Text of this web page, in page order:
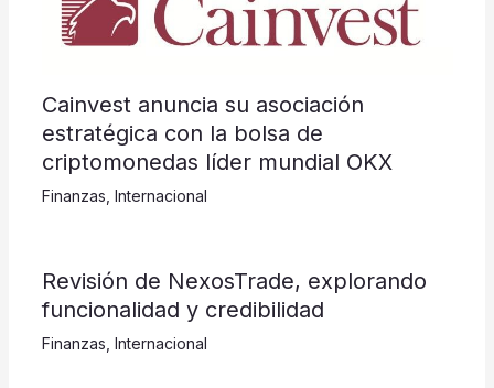
Cainvest anuncia su asociación
estratégica con la bolsa de
criptomonedas líder mundial OKX
Finanzas Internacional
Revisión de NexosTrade, explorando
funcionalidad y credibilidad
Finanzas Internacional